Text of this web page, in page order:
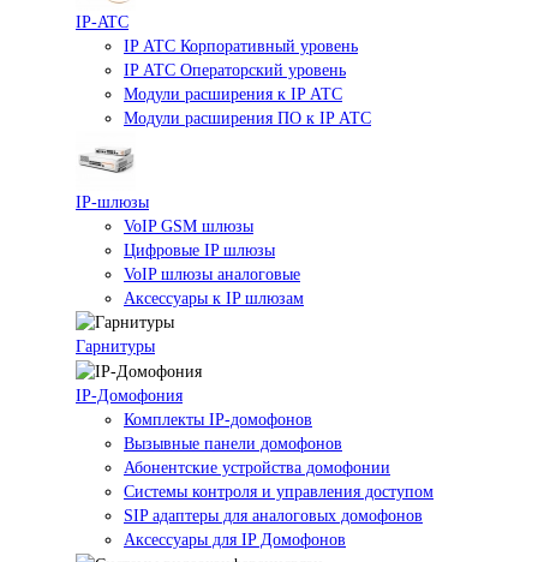
IP-ATC
IP АТС Корпоративный уровень
IP АТС Операторский уровень
Модули расширения к IP АТС
Модули расширения ПО к IP АТС
IP-шлюзы
VoIP GSM шлюзы
Цифровые IP шлюзы
VoIP шлюзы аналоговые
Аксессуары к IP шлюзам
Гарнитуры
IP-Домофония
Комплекты IP-домофонов
Вызывные панели домофонов
Абонентские устройства домофонии
Системы контроля и управления доступом
SIP адаптеры для аналоговых домофонов
Аксессуары для IP Домофонов